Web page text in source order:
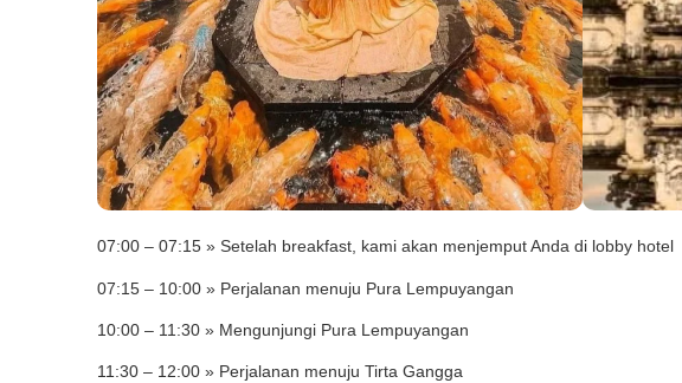
07:00 – 07:15 » Setelah breakfast, kami akan menjemput Anda di lobby hotel
07:15 – 10:00 » Perjalanan menuju Pura Lempuyangan
10:00 – 11:30 » Mengunjungi Pura Lempuyangan
11:30 – 12:00 » Perjalanan menuju Tirta Gangga